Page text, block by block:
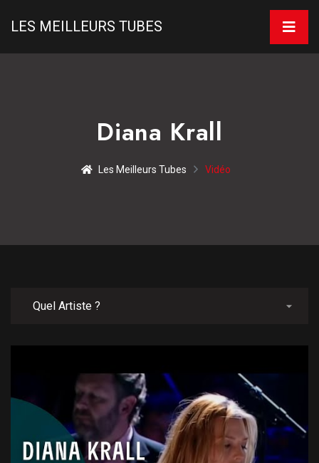
LES MEILLEURS TUBES
Diana Krall
Les Meilleurs Tubes Vidéo